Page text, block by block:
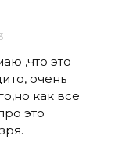
,что это
очень
как все
это